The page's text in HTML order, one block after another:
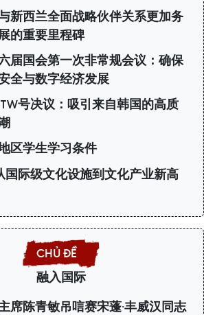
新西兰全面战略伙伴关系更加务
的重要里程碑
届国会第一次非常规会议：确保
全与数字经济发展
号决议：吸引来自韩国的高质
区学生学习条件
国际级文化设施到文化产业新高
融入国际
席陈青敏吊唁赛宋蓬·丰威汉同志